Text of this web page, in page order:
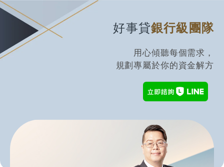
好事貸銀行級團隊
用心傾聽每個需求，
規劃專屬於你的資金解方